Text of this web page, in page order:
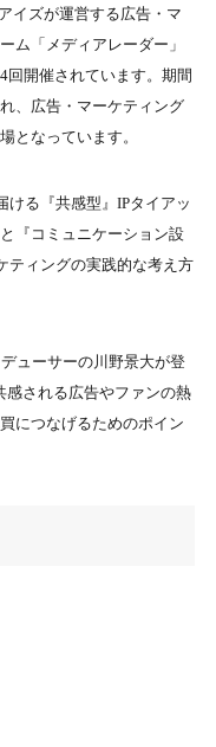
イズが運営する広告・マ
ム「メディアレーダー」
回開催されています。期間
、広告・マーケティング
となっています。
ける『共感型』IPタイアッ
『コミュニケーション設
ティングの実践的な考え方
ューサーの川野景大が登
感される広告やファンの熱
につなげるためのポイン